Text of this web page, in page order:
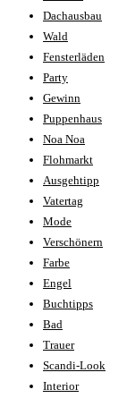
Dachausbau
Wald
Fensterläden
Party
Gewinn
Puppenhaus
Noa Noa
Flohmarkt
Ausgehtipp
Vatertag
Mode
Verschönern
Farbe
Engel
Buchtipps
Bad
Trauer
Scandi-Look
Interior